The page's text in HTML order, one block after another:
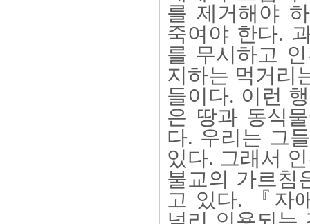
를 제거해야
죽여야 한다.
를 무시하고
지하는 먹거리
들이다. 이런
은 땅과 동식
다. 우리는 그
있다. 그래서
불교의 가르침
고 있다. 『자